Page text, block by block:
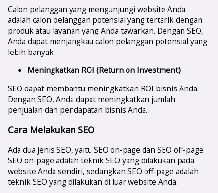
Calon pelanggan yang mengunjungi website Anda
adalah calon pelanggan potensial yang tertarik dengan
produk atau layanan yang Anda tawarkan. Dengan SEO,
Anda dapat menjangkau calon pelanggan potensial yang
lebih banyak.
Meningkatkan ROI (Return on Investment)
SEO dapat membantu meningkatkan ROI bisnis Anda.
Dengan SEO, Anda dapat meningkatkan jumlah
penjualan dan pendapatan bisnis Anda.
Cara Melakukan SEO
Ada dua jenis SEO, yaitu SEO on-page dan SEO off-page.
SEO on-page adalah teknik SEO yang dilakukan pada
website Anda sendiri, sedangkan SEO off-page adalah
teknik SEO yang dilakukan di luar website Anda.